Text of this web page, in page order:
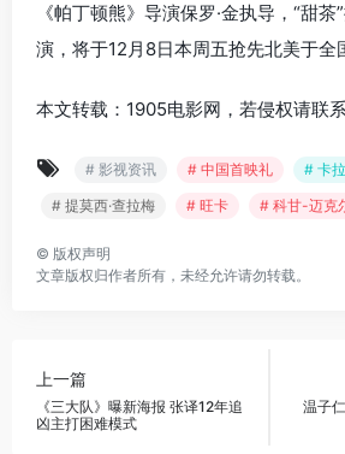
《帕丁顿熊》导演保罗·金执导，“甜茶
演，将于12月8日本周五抢先北美于全
本文转载：1905电影网，若侵权请联
# 影视资讯 # 中国首映礼
# 卡
# 提莫西·查拉梅
# 旺卡 # 科甘-迈克
© 版权声明
文章版权归作者所有，未经允许请勿转载。
上一篇
《三大队》曝新海报 张译12年追
凶主打困难模式
温子